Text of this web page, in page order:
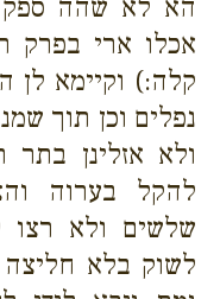
אכלו ארי בפרק
קלה:) וקיימא לן
נפלים וכן תוך
ולא אזלינן
להקל בערוה
שלשים ולא רצו
לשוק בלא